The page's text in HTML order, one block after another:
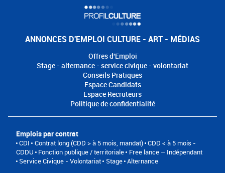
ANNONCES D'EMPLOI CULTURE - ART - MÉDIAS
Offres d'Emploi
Stage - alternance - service civique - volontariat
Conseils Pratiques
Espace Candidats
Espace Recruteurs
Politique de confidentialité
Emplois par contrat
CDI Contrat long (CDD > à 5 mois, mandat) CDD < à 5 mois -
CDDU
Fonction publique / territoriale
Free lance – Indépendant
Service Civique - Volontariat
Stage Alternance